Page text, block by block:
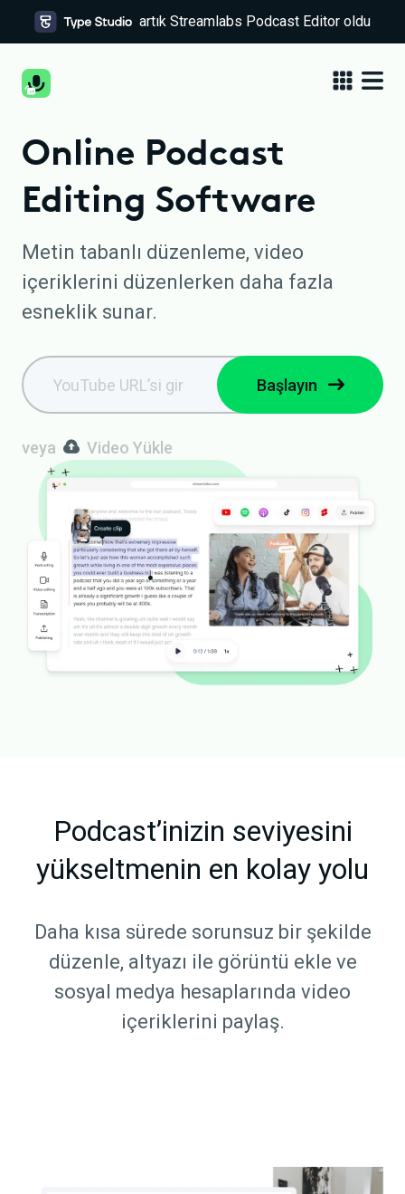
artık Streamlabs Podcast Editor oldu
Online Podcast
Editing Software
Metin tabanlı düzenleme, video
içeriklerini düzenlerken daha fazla
esneklik sunar.
Başlayın
veya Video Yükle
Podcast’inizin seviyesini
yükseltmenin en kolay yolu
Daha kısa sürede sorunsuz bir şekilde
düzenle, altyazı ile görüntü ekle ve
sosyal medya hesaplarında video
içeriklerini paylaş.